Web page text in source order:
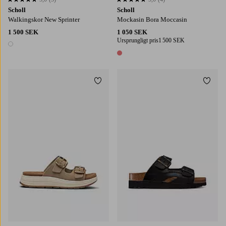
Scholl
Walkingskor New Sprinter
1 500 SEK
1 färg
Scholl
Mockasin Bora Moccasin
1 050 SEK
Ursprungligt pris1 500 SEK
1 färg
Lägg till i favoriter